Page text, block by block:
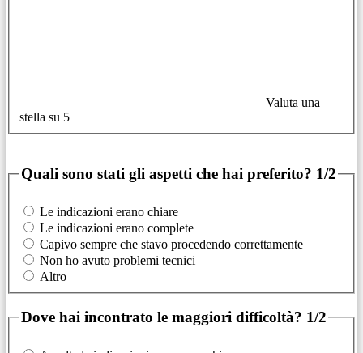
Valuta una
stella su 5
Quali sono stati gli aspetti che hai preferito? 1/2
Le indicazioni erano chiare
Le indicazioni erano complete
Capivo sempre che stavo procedendo correttamente
Non ho avuto problemi tecnici
Altro
Dove hai incontrato le maggiori difficoltà? 1/2